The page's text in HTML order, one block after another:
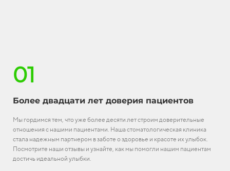
01
Более двадцати лет доверия пациентов
Мы гордимся тем, что уже более десяти лет строим доверительные
отношения с нашими пациентами. Наша стоматологическая клиника
стала надежным партнером в заботе о здоровье и красоте их улыбок.
Посмотрите наши отзывы и узнайте, как мы помогли нашим пациентам
достичь идеальной улыбки.